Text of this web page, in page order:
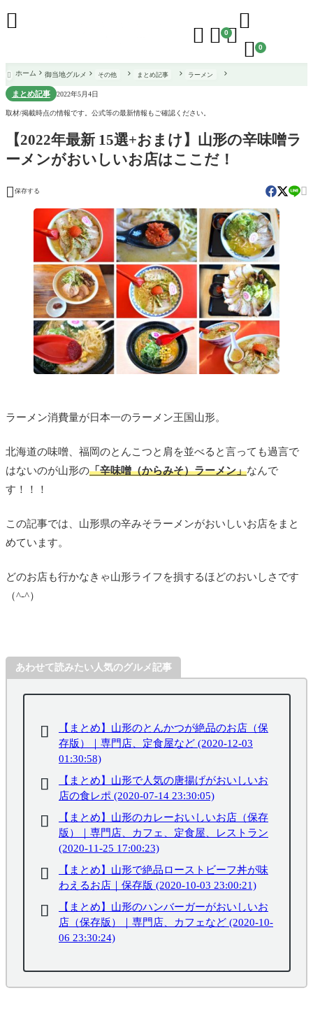
  0

 0

 ホーム 御当地グルメ その他 まとめ記事 ラーメン
まとめ記事 2022年5月4日
取材/掲載時点の情報です。公式等の最新情報もご確認ください。
【2022年最新 15選+おまけ】山形の辛味噌ラ
ーメンがおいしいお店はここだ！
 保存する 
ラーメン消費量が日本一のラーメン王国山形。
北海道の味噌、福岡のとんこつと肩を並べると言っても過言で
はないのが山形の「辛味噌（からみそ）ラーメン」なんで
す！！！
この記事では、山形県の辛みそラーメンがおいしいお店をまと
めています。
どのお店も行かなきゃ山形ライフを損するほどのおいしさです
（^-^）
あわせて読みたい人気のグルメ記事
【まとめ】山形のとんかつが絶品のお店（保
存版）｜専門店、定食屋など (2020-12-03
01:30:58)
【まとめ】山形で人気の唐揚げがおいしいお
店の食レポ (2020-07-14 23:30:05)
【まとめ】山形のカレーおいしいお店（保存
版）｜専門店、カフェ、定食屋、レストラン
(2020-11-25 17:00:23)
【まとめ】山形で絶品ローストビーフ丼が味
わえるお店｜保存版 (2020-10-03 23:00:21)
【まとめ】山形のハンバーガーがおいしいお
店（保存版）｜専門店、カフェなど (2020-10-
06 23:30:24)